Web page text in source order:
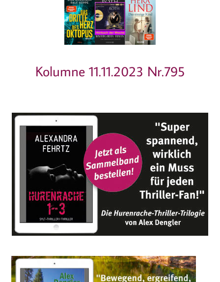
Kolumne 11.11.2023 Nr.795